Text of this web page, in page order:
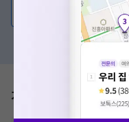
💬 무엇이든 물어보세
혹은, 의료상담
가격표